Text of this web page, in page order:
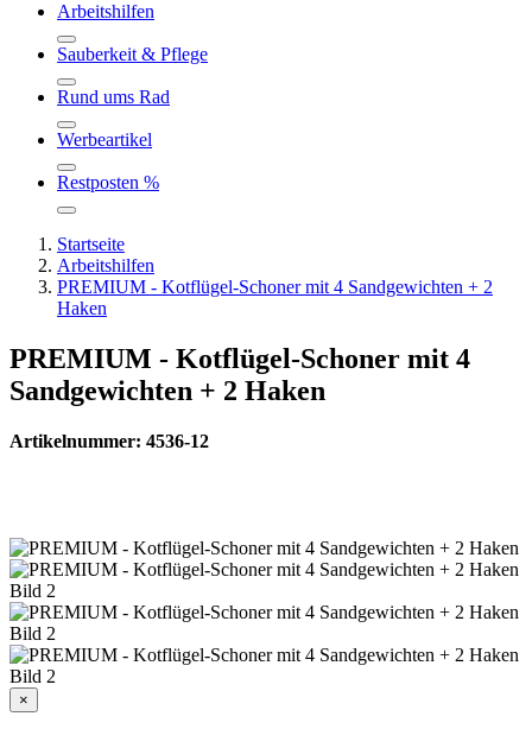
Arbeitshilfen
Sauberkeit & Pflege
Rund ums Rad
Werbeartikel
Restposten %
Startseite
Arbeitshilfen
PREMIUM - Kotflügel-Schoner mit 4 Sandgewichten + 2
Haken
PREMIUM - Kotflügel-Schoner mit 4
Sandgewichten + 2 Haken
Artikelnummer: 4536-12
×